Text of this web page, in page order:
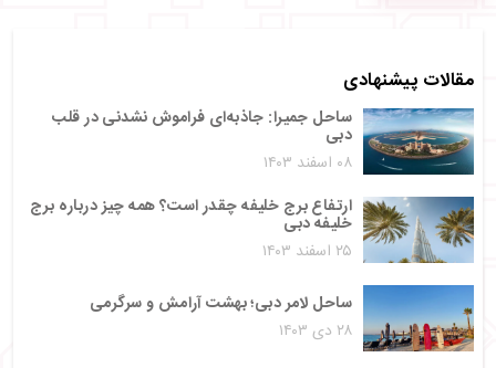
مقالات پیشنهادی
ساحل جمیرا: جاذبه‌ای فراموش نشدنی در قلب
دبی
۰۸ اسفند ۱۴۰۳
ارتفاع برج خلیفه چقدر است؟ همه چیز درباره برج
خلیفه دبی
۲۵ اسفند ۱۴۰۳
ساحل لامر دبی؛ بهشت آرامش و سرگرمی
۲۸ دی ۱۴۰۳